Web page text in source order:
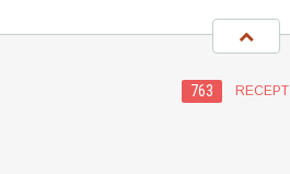
763 RECEPT